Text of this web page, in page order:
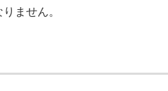
ません。